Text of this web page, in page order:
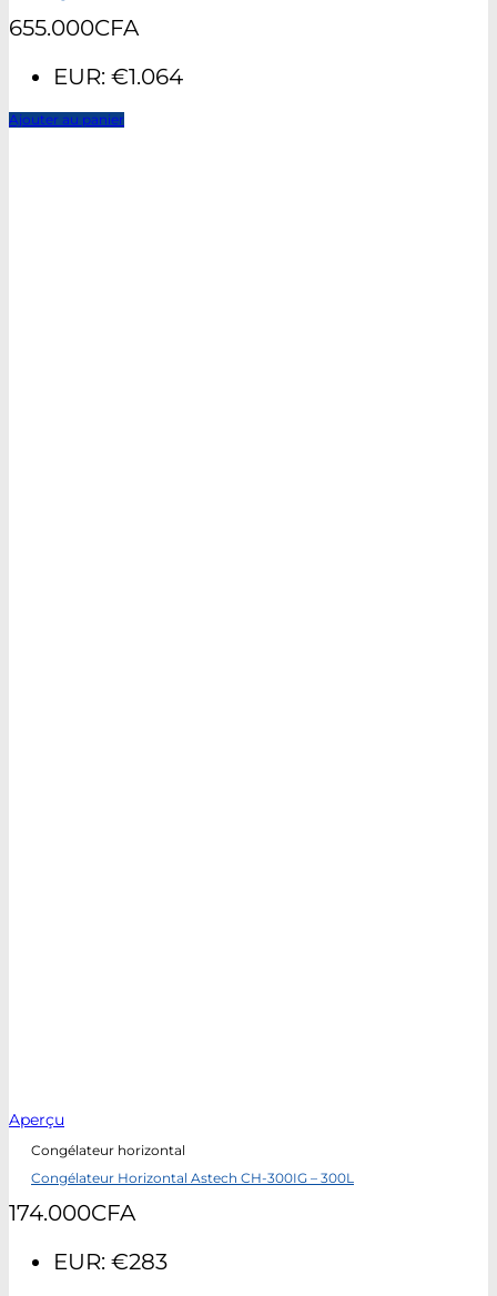
655.000CFA
EUR: €1.064
Ajouter au panier
Aperçu
Congélateur horizontal
Congélateur Horizontal Astech CH-300IG – 300L
174.000CFA
EUR: €283